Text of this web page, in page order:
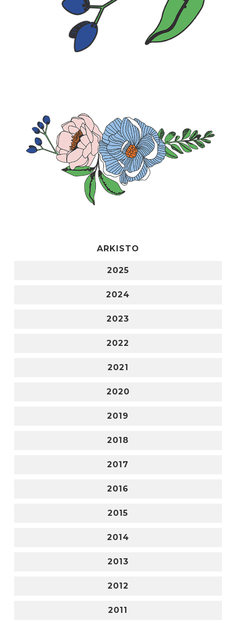
ARKISTO
2025
2024
2023
2022
2021
2020
2019
2018
2017
2016
2015
2014
2013
2012
2011